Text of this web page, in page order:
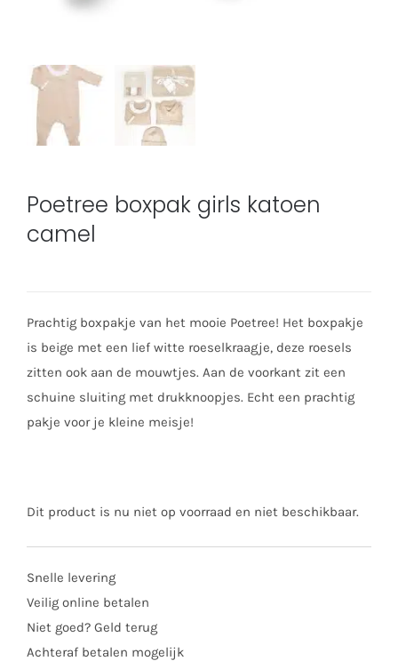
Poetree boxpak girls katoen
camel
Prachtig boxpakje van het mooie Poetree! Het boxpakje
is beige met een lief witte roeselkraagje, deze roesels
zitten ook aan de mouwtjes. Aan de voorkant zit een
schuine sluiting met drukknoopjes. Echt een prachtig
pakje voor je kleine meisje!
Dit product is nu niet op voorraad en niet beschikbaar.
Snelle levering
Veilig online betalen
Niet goed? Geld terug
Achteraf betalen mogelijk